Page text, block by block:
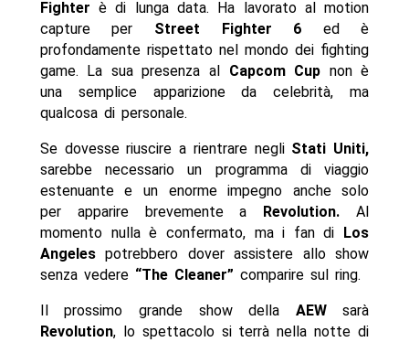
Fighter è di lunga data. Ha lavorato al motion
capture per Street Fighter 6 ed è
profondamente rispettato nel mondo dei fighting
game. La sua presenza al Capcom Cup non è
una semplice apparizione da celebrità, ma
qualcosa di personale.
Se dovesse riuscire a rientrare negli Stati Uniti,
sarebbe necessario un programma di viaggio
estenuante e un enorme impegno anche solo
per apparire brevemente a
Revolution. Al
momento nulla è confermato, ma i fan di
Los
Angelespotrebbero dover assistere allo show
senza vedere “The Cleaner” comparire sul ring.
Il prossimo grande show della AEWsarà
Revolution, lo spettacolo si terrà nella notte di